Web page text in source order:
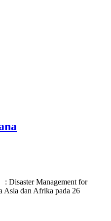
Disaster Management for
Asia dan Afrika pada 26